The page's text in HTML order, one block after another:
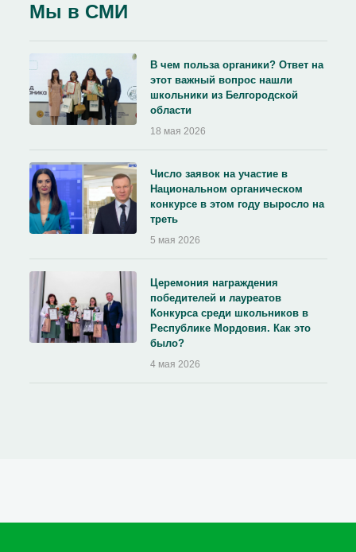
Мы в СМИ
В чем польза органики? Ответ на
этот важный вопрос нашли
школьники из Белгородской
области
18 мая 2026
Число заявок на участие в
Национальном органическом
конкурсе в этом году выросло на
треть
5 мая 2026
Церемония награждения
победителей и лауреатов
Конкурса среди школьников в
Республике Мордовия. Как это
было?
4 мая 2026